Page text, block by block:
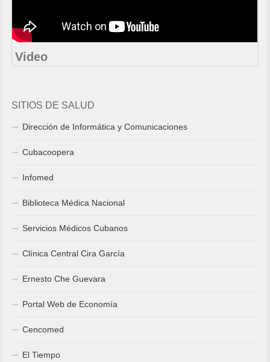
Video
SITIOS DE SALUD
Dirección de Informática y Comunicaciones
Cubacoopera
Infomed
Biblioteca Médica Nacional
Servicios Médicos Cubanos
Clínica Central Cira García
Ernesto Che Guevara
Portal Web de Economía
Cencomed
El Tiempo